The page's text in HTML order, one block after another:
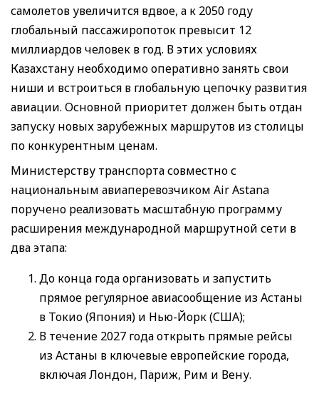
самолетов увеличится вдвое, а к 2050 году
глобальный пассажиропоток превысит 12
миллиардов человек в год. В этих условиях
Казахстану необходимо оперативно занять свои
ниши и встроиться в глобальную цепочку развития
авиации. Основной приоритет должен быть отдан
запуску новых зарубежных маршрутов из столицы
по конкурентным ценам.
Министерству транспорта совместно с
национальным авиаперевозчиком Air Astana
поручено реализовать масштабную программу
расширения международной маршрутной сети в
два этапа:
До конца года организовать и запустить
прямое регулярное авиасообщение из Астаны
в Токио (Япония) и Нью-Йорк (США);
В течение 2027 года открыть прямые рейсы
из Астаны в ключевые европейские города,
включая Лондон, Париж, Рим и Вену.